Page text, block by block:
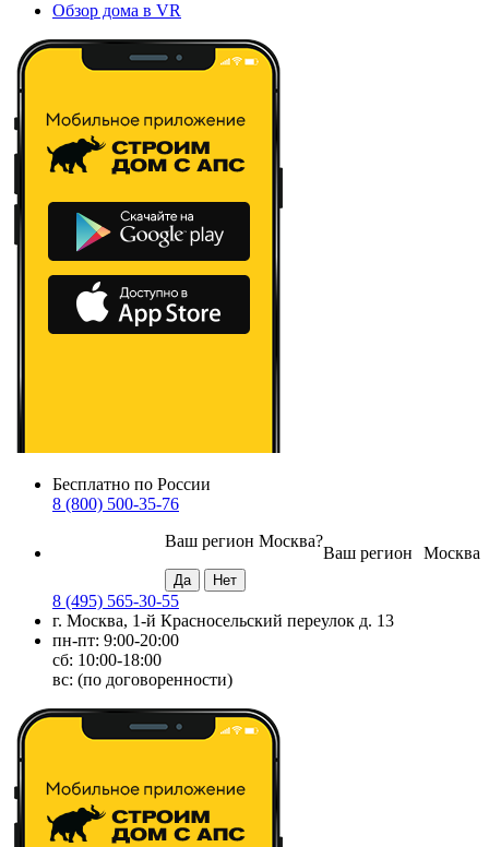
Обзор дома в VR
Бесплатно по России
8 (800) 500-35-76
Москва
Ваш регион
Ваш регион Москва?
8 (495) 565-30-55
г. Москва, 1-й Красносельский переулок д. 13
пн-пт: 9:00-20:00
сб: 10:00-18:00
вс: (по договоренности)